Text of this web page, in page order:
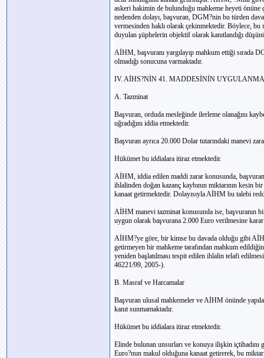
askeri hakimin de bulunduğu mahkeme heyeti önüne
nedenden dolayı, başvuran, DGM?nin bu türden
vermesinden haklı olarak çekinmektedir. Böylece, bu
duyulan şüphelerin objektif olarak kanıtlandığı
AİHM, başvuranı yargılayıp mahkum ettiği sırada
olmadığı sonucuna varmaktadır.
IV. AİHS?NİN 41. MADDESİNİN
A. Tazminat
Başvuran, orduda mesleğinde ilerleme olanağını
uğradığını iddia etmektedir.
Başvuran ayrıca 20.000 Dolar tutarındaki manevi
Hükümet bu iddialara itiraz etmektedir.
AİHM, iddia edilen maddi zarar konusunda,
ihlalinden doğan kazanç kaybının miktarının kesin
kanaat getirmektedir. Dolayısıyla AİHM bu talebi
AİHM manevi tazminat konusunda ise, başvuranın
uygun olarak başvurana 2.000 Euro verilmesine
AİHM?ye göre, bir kimse bu davada olduğu gibi
getirmeyen bir mahkeme tarafından mahkum
yeniden başlatılması tespit edilen ihlalin telafi
46221/99, 2005-).
B. Masraf ve Harcamalar
Başvuran ulusal mahkemeler ve AİHM önünde
kanıt sunmamaktadır.
Hükümet bu iddialara itiraz etmektedir.
Elinde bulunan unsurları ve konuya ilişkin
Euro?nun makul olduğuna kanaat getirerek, bu